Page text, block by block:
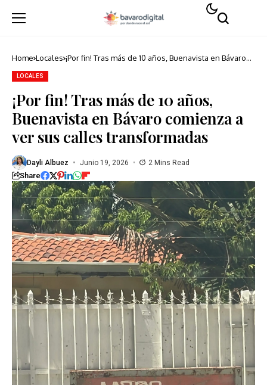
Home Locales ¡Por fin! Tras más de 10 años, Buenavista en Bávaro
LOCALES
¡Por fin! Tras más de 10 años,
Buenavista en Bávaro comienza a
ver sus calles transformadas
Dayli Albuez Junio 19, 2026 2 Mins Read
Share